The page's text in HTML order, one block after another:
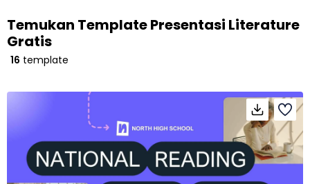
Temukan Template Presentasi Literature
Gratis
16 template